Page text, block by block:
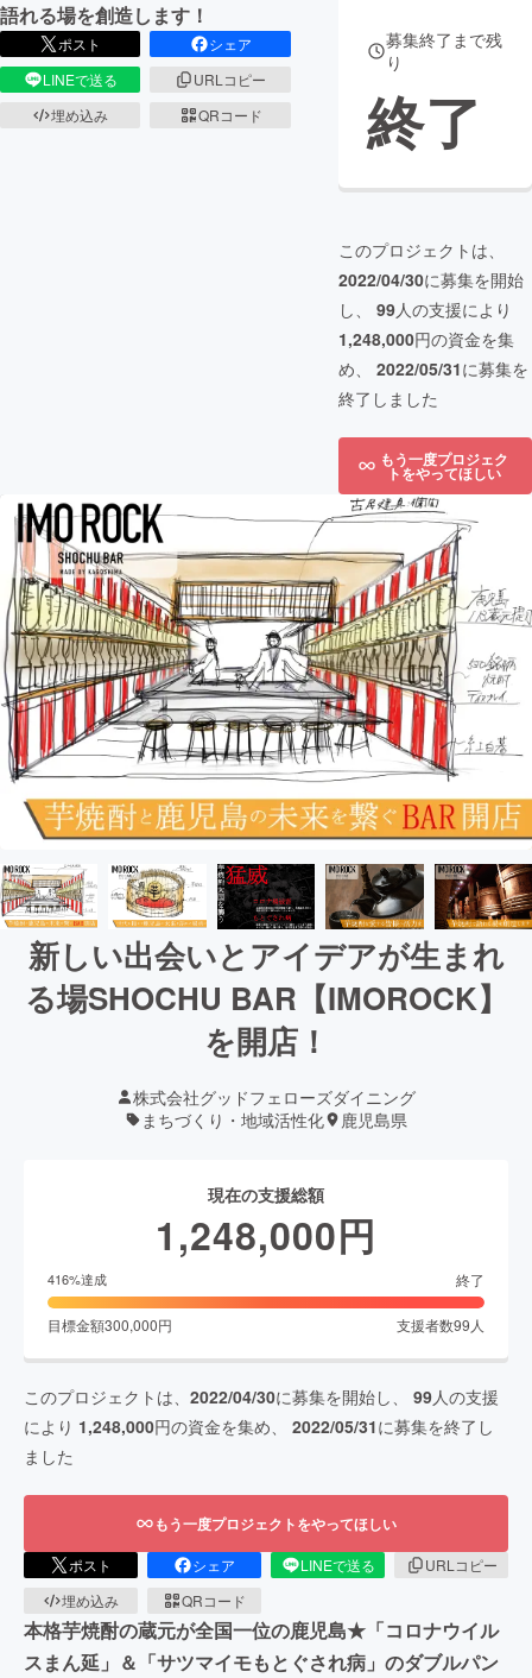
語れる場を創造します！
ポスト
シェア
LINEで送る
URLコピー
埋め込み
QRコード
募集終了まで残
り
終了
このプロジェクトは、
2022/04/30に募集を開始
し、 99人の支援により
1,248,000円の資金を集
め、 2022/05/31に募集を
終了しました
もう一度プロジェク
トをやってほしい
新しい出会いとアイデアが生まれ
る場SHOCHU BAR【IMOROCK】
を開店！
株式会社グッドフェローズダイニング
まちづくり・地域活性化
鹿児島県
現在の支援総額
1,248,000円
416%達成 終了
目標金額300,000円 支援者数99 人
このプロジェクトは、 2022/04/30に募集を開始し、 99人の支援
により 1,248,000円の資金を集め、 2022/05/31に募集を終了し
ました
もう一度プロジェクトをやってほしい
ポスト シェア LINEで送る
URLコピー
埋め込み
QRコード
本格芋焼酎の蔵元が全国一位の鹿児島★「コロナウイル
スまん延」＆「サツマイモもとぐされ病」のダブルパン